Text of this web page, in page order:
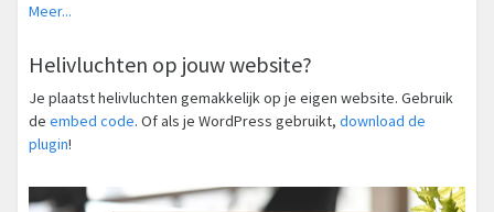
Meer...
Helivluchten op jouw website?
Je plaatst helivluchten gemakkelijk op je eigen website. Gebruik
de embed code. Of als je WordPress gebruikt, download de
plugin!